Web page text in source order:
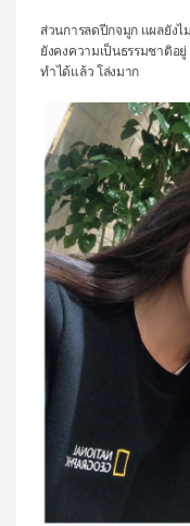
ส่วนการลดปีกจมูก แผลยัง
ยังคงความเป็นธรรมชาติอ
ทำได้แล้ว โล่งมาก